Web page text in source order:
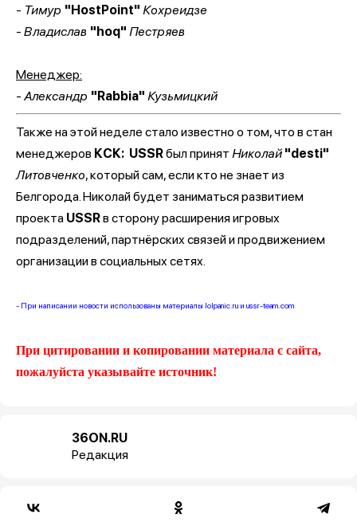
- Тимур "HostPoint" Кохреидзе
- Владислав "hoq" Пестряев
Менеджер:
- Александр "Rabbia" Кузьмицкий
Также на этой неделе стало известно о том, что в стан
менеджеров КСК: USSRбыл принят Николай "desti"
Литовченко, который сам, если кто не знает из
Белгорода. Николай будет заниматься развитием
проекта USSRв сторону расширения игровых
подразделений, партнёрских связей и продвижением
организации в социальных сетях.
- При написании новости использованы материалы lolpanic.ru и ussr-team.com
При цитировании и копировании материала с сайта,
пожалуйста указывайте источник!
36ON.RU
Редакция